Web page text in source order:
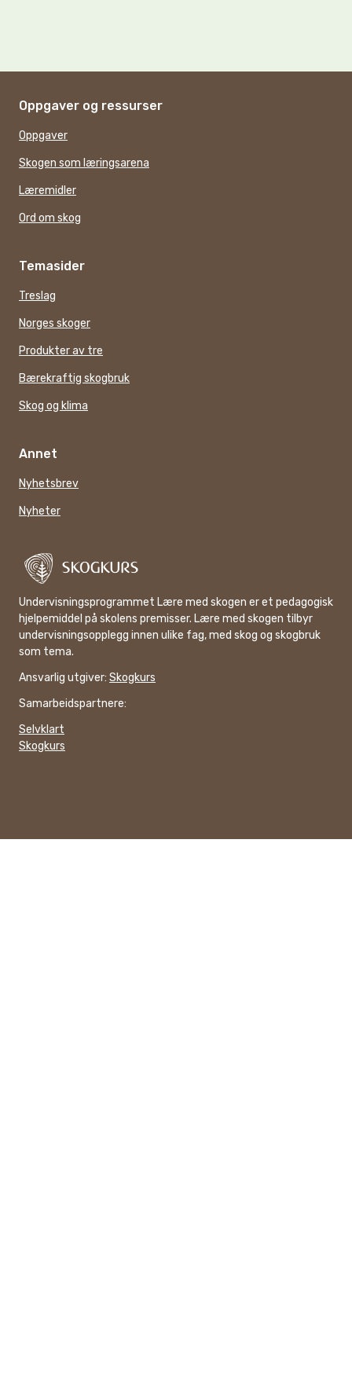
Oppgaver og ressurser
Oppgaver
Skogen som læringsarena
Læremidler
Ord om skog
Temasider
Treslag
Norges skoger
Produkter av tre
Bærekraftig skogbruk
Skog og klima
Annet
Nyhetsbrev
Nyheter
Undervisningsprogrammet Lære med skogen er et pedagogisk
hjelpemiddel på skolens premisser. Lære med skogen tilbyr
undervisningsopplegg innen ulike fag, med skog og skogbruk
som tema.
Ansvarlig utgiver: Skogkurs
Samarbeidspartnere:
Selvklart
Skogkurs